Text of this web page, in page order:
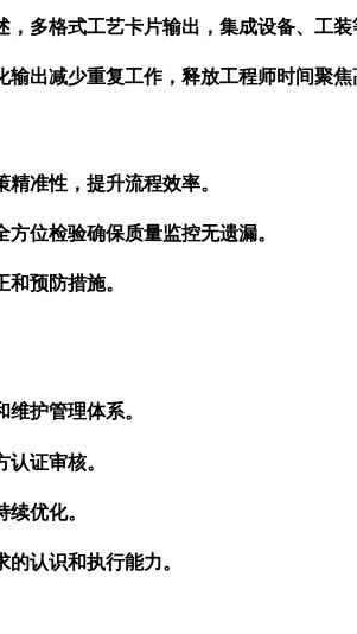
多格式工艺卡片输出，集成设备、工装
出减少重复工作，释放工程师时间聚焦
准性，提升流程效率。
位检验确保质量监控无遗漏。
预防措施。
护管理体系。
证审核。
优化。
认识和执行能力。